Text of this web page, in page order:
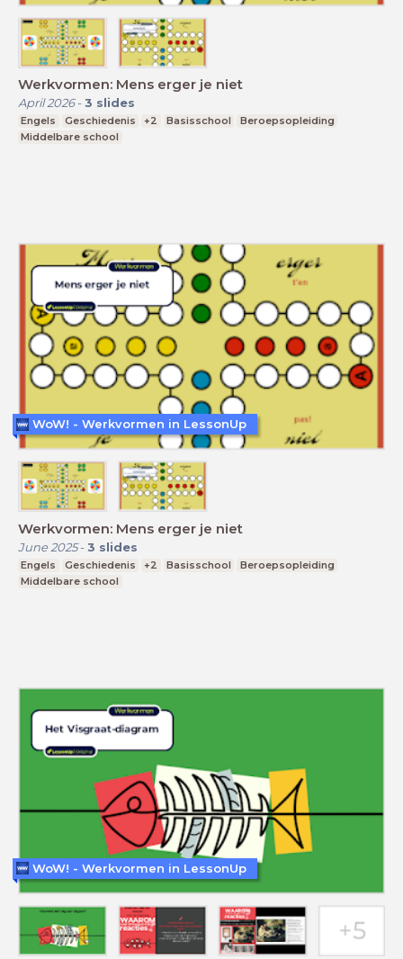
Werkvormen: Mens erger je niet
April 2026- 3 slides
Engels Geschiedenis +2 Basisschool
Beroepsopleiding
Middelbare school
Werkvormen: Mens erger je niet
June 2025- 3 slides
Engels Geschiedenis +2 Basisschool
Beroepsopleiding
Middelbare school
WoW! - Werkvormen in LessonUp
WoW! - Werkvormen in LessonUp